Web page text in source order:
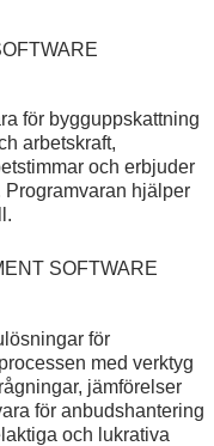
för bygguppskattning
arbetskraft,
och erbjuder
hjälper
SOFTWARE
för
med verktyg
jämförelser
för anbudshantering
och lukrativa